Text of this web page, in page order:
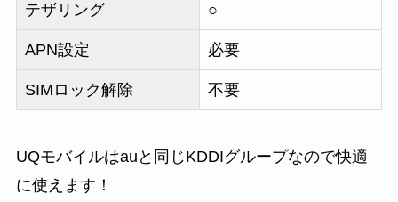
テザリング ○
APN設定 必要
SIMロック解除 不要
UQモバイルはauと同じKDDIグループなので快適
に使えます！